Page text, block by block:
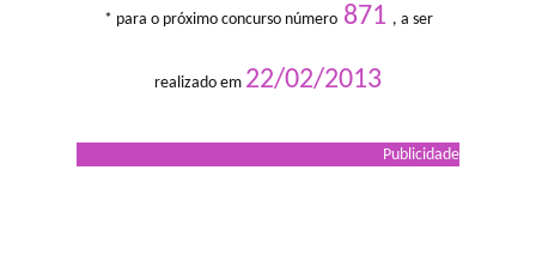
* para o próximo concurso número871 , a ser
realizado em 22/02/2013
Publicidade